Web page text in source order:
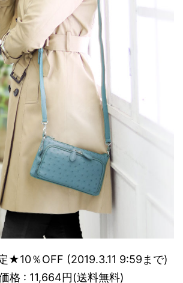
★10％OFF (2019.3.11 9:59まで)
格 : 11,664円(送料無料)